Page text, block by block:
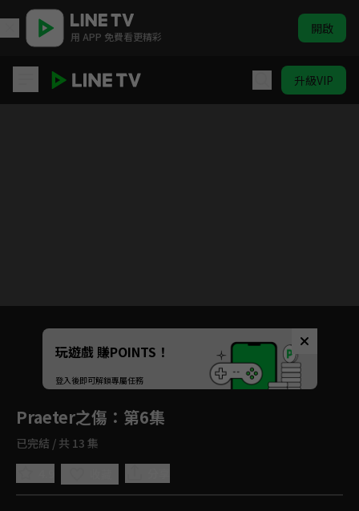
用 APP 免費看更精彩 開啟
升級VIP
Unmute
如有不便請見諒
玩遊戲 賺POINTS！
登入後即可解鎖專屬任務
Praeter之傷 ：第6集
已完結 / 共 13 集